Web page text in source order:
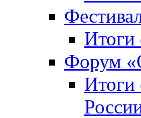
Итоги
Форум
Итоги